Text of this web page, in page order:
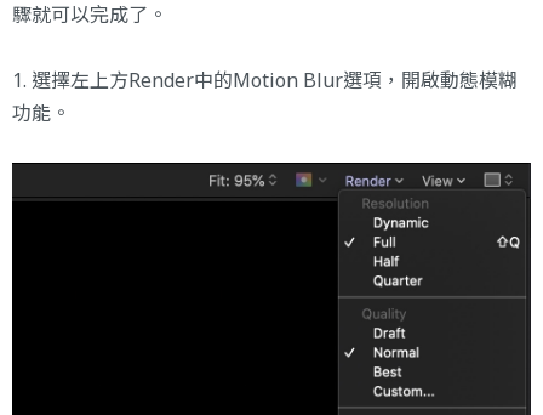
驟就可以完成了。
1. 選擇左上方Render中的Motion Blur選項，開啟動態模糊
功能。